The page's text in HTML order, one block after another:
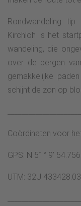
Rondwandeling
Kirchloh is het
wandeling, die
over de bergen
gemakkelijke
schijnt de zon op
Coördinaten voor
GPS: N 51° 9'
UTM: 32U